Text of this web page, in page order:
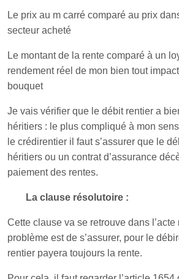
Le prix au m carré comparé au prix
secteur acheté
Le montant de la rente comparé à un
rendement réel de mon bien tout
bouquet
Je vais vérifier que le débit rentier a
héritiers : le plus compliqué à mon
le crédirentier il faut s’assurer que le
héritiers ou un contrat d’assurance
paiement des rentes.
La clause résolutoire :
Cette clause va se retrouve dans l’acte
problème est de s’assurer, pour le
rentier payera toujours la rente.